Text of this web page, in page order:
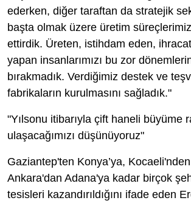
ederken, diğer taraftan da stratejik
başta olmak üzere üretim
ettirdik. Üreten, istihdam eden, ihracat
yapan insanlarımızı bu zor
bırakmadık. Verdiğimiz destek ve
fabrikaların kurulmasını sağladık."
"Yılsonu itibarıyla çift haneli büyüme
ulaşacağımızı düşünüyoruz"
Gaziantep'ten Konya’ya,
Ankara'dan Adana'ya kadar birçok
tesisleri kazandırıldığını ifade eden